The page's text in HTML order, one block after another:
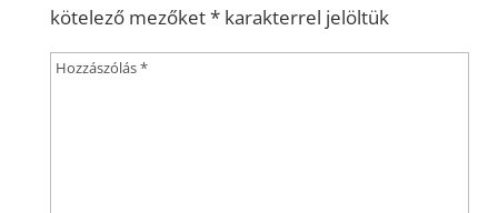
kötelező mezőket*karakterrel jelöltük